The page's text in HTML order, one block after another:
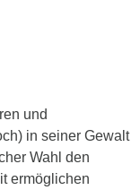
und
in seiner Gewalt
Wahl den
ermöglichen